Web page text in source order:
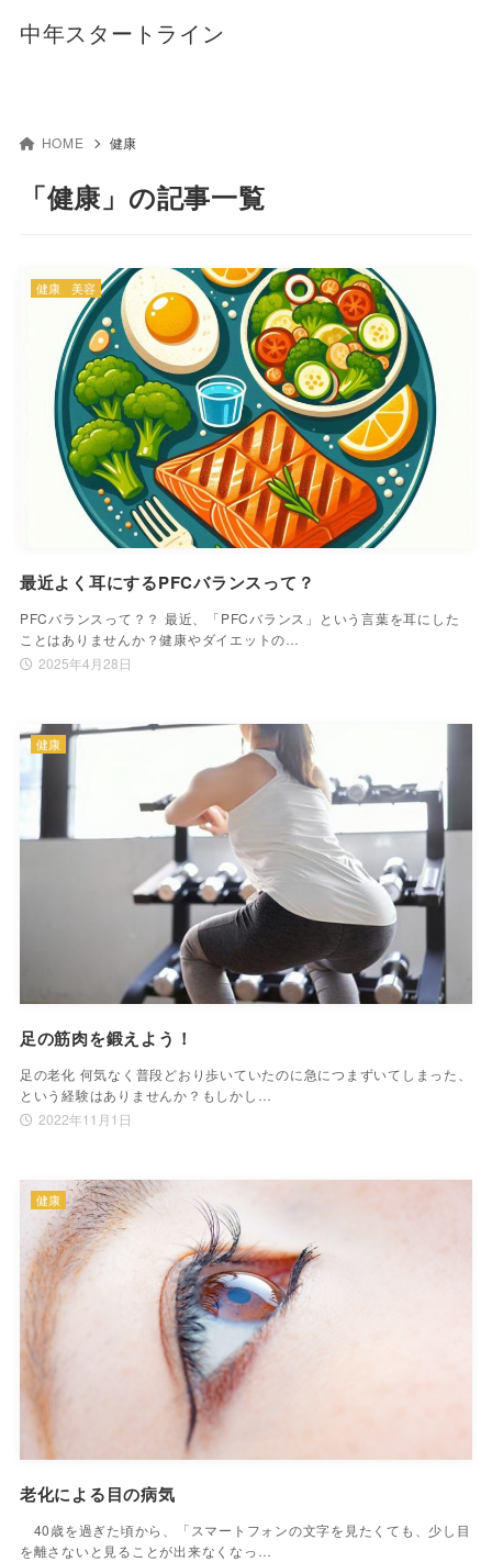
中年スタートライン
HOME 健康
「健康」の記事一覧
最近よく耳にするPFCバランスって？
PFCバランスって？？ 最近、「PFCバランス」という言葉を耳にした
ことはありませんか？健康やダイエットの…
2025年4月28日
健康 美容
足の筋肉を鍛えよう！
足の老化 何気なく普段どおり歩いていたのに急につまずいてしまった、
という経験はありませんか？もしかし…
2022年11月1日
健康
老化による目の病気
40歳を過ぎた頃から、「スマートフォンの文字を見たくても、少し目
を離さないと見ることが出来なくなっ…
健康